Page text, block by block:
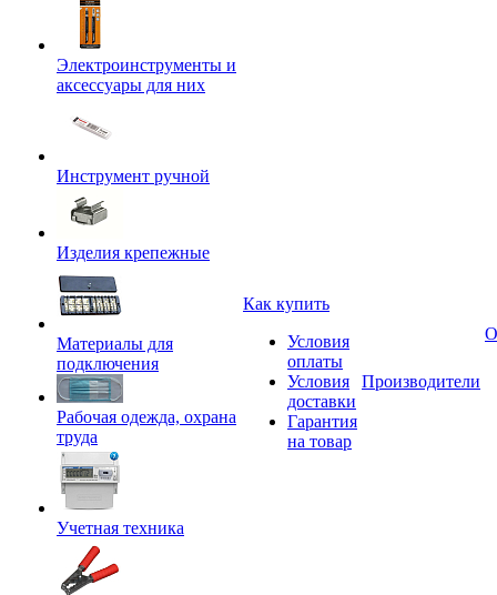
Электроинструменты и
аксессуары для них
Инструмент ручной
Изделия крепежные
Материалы для
подключения
Рабочая одежда, охрана
труда
Учетная техника
Как купить
Условия
оплаты
Условия
доставки
Гарантия
на товар
Производители